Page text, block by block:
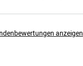
anzeigen